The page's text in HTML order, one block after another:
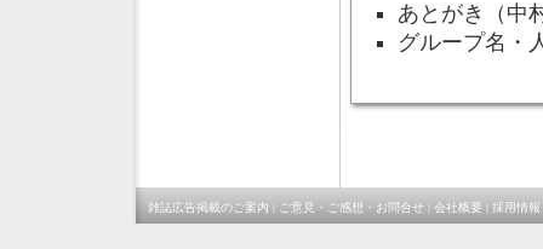
あとがき（中
グループ名・
雑誌広告掲載のご案内 ご意見・ご感想・お問合せ 会社概要 採用情報